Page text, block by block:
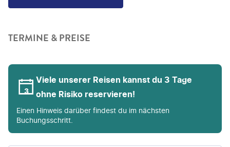
TERMINE & PREISE
Viele unserer Reisen kannst du 3 Tage
ohne Risiko reservieren!
Einen Hinweis darüber findest du im nächsten
Buchungsschritt.